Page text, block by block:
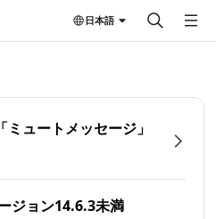
日本語
ミュートメッセージ」
ジョン14.6.3未満